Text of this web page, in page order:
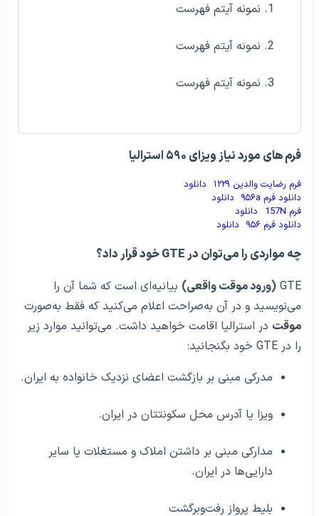
نمونه آیتم فهرست
نمونه آیتم فهرست
نمونه آیتم فهرست
فرم‌ های مورد نیاز ویزای ۵۹۰ استرالیا
فرم رضایت والدین ۱۲۲۹
دانلود
دانلود فرم ۹۵۶a
دانلود
فرم 157N
دانلود
دانلود فرم ۹۵۶
دانلود
چه مواردی را می‌توان در GTE خود قرار داد؟
GTE (ورود موقت واقعی) بیانیه‌ای است که شما آن را
می‌نویسید و در آن به‌صراحت اعلام می‌کنید که فقط به‌صورت
موقت در استرالیا اقامت خواهید داشت. می‌توانید موارد زیر
را در GTE خود بگنجانید:
مدرکی مبنی بر بازگشت اعضای نزدیک خانواده به ایران.
ویزا یا آدرس محل سکونتتان در ایران.
مدارکی مبنی بر داشتن املاک و مستغلات یا سایر
دارایی‌ها در ایران.
بلیط پرواز رفت‌وبرگشت